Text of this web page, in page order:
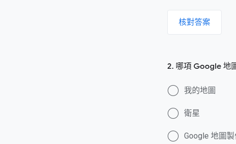
核對答案
2. 哪項 Google 地
我的地圖
衛星
Google 地圖